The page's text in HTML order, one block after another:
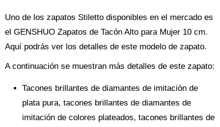
Uno de los zapatos Stiletto disponibles en el mercado es
el GENSHUO Zapatos de Tacón Alto para Mujer 10 cm.
Aquí podrás ver los detalles de este modelo de zapato.
A continuación se muestran más detalles de este zapato:
Tacones brillantes de diamantes de imitación de
plata pura, tacones brillantes de diamantes de
imitación de colores plateados, tacones brillantes de